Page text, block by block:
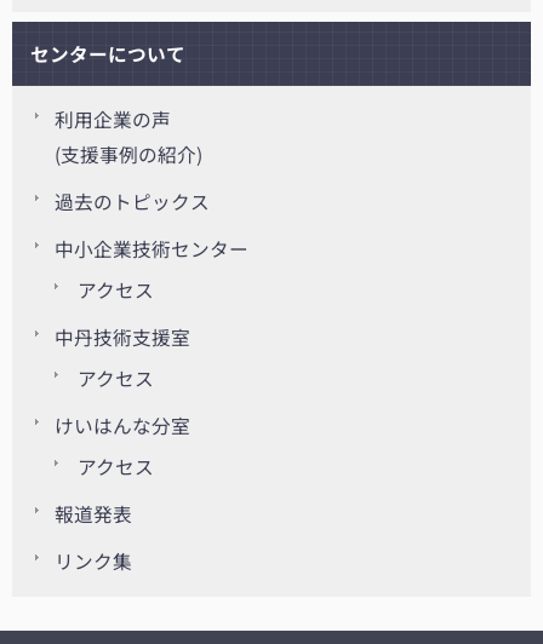
センターについて
利用企業の声
(支援事例の紹介)
過去のトピックス
中小企業技術センター
アクセス
中丹技術支援室
アクセス
けいはんな分室
アクセス
報道発表
リンク集